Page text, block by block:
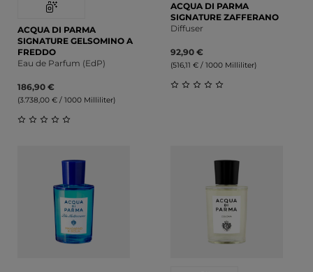
ACQUA DI PARMA
SIGNATURE GELSOMINO A
FREDDO
Eau de Parfum (EdP)
186,90 €
(3.738,00 € / 1000 Milliliter)
ACQUA DI PARMA
SIGNATURE ZAFFERANO
Diffuser
92,90 €
(516,11 € / 1000 Milliliter)